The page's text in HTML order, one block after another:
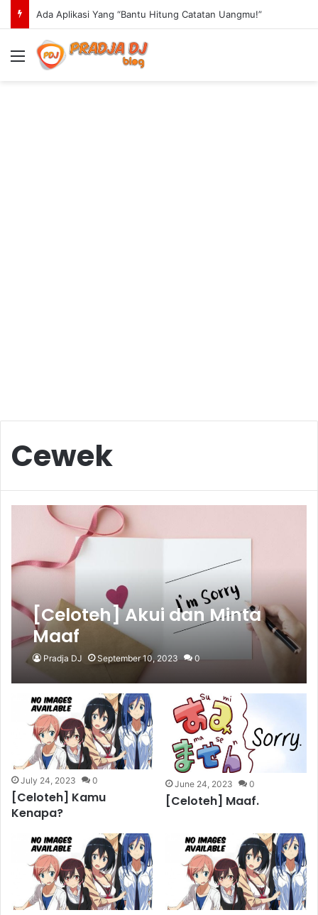
Ada Aplikasi Yang “Bantu Hitung Catatan Uangmu!”
Menu
Cewek
[Celoteh] Akui dan Minta
Maaf
Pradja DJ September 10, 2023 0
July 24, 2023 0
[Celoteh] Kamu
Kenapa?
June 24, 2023 0
[Celoteh] Maaf.